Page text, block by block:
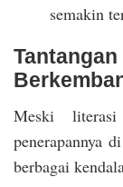
semakin
Meski
penerapannya
berbagai